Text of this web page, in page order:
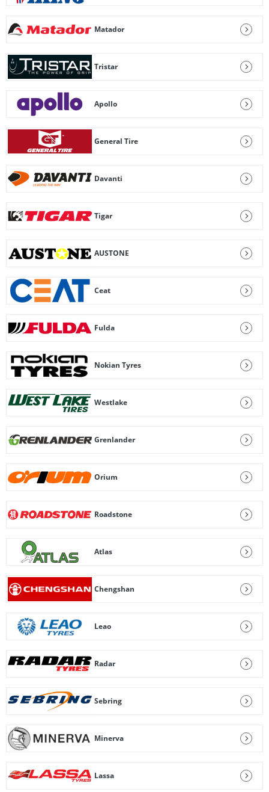
Matador
Tristar
Apollo
General Tire
Davanti
Tigar
AUSTONE
Ceat
Fulda
Nokian Tyres
Westlake
Grenlander
Orium
Roadstone
Atlas
Chengshan
Leao
Radar
Sebring
Minerva
Lassa